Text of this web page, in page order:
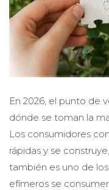
En 2026, el punto de
dónde se toman la
Los consumidores
rápidas y se
también es uno de
efímeros se